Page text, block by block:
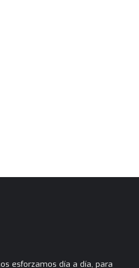
esforzamos día a día, para